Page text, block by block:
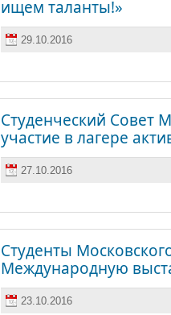
ищем таланты!»
29.10.2016
Cтуденческий Совет
участие в лагере
27.10.2016
Студенты
Международную
23.10.2016